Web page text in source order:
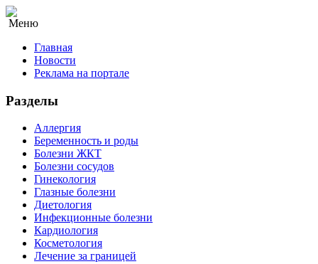
Меню
Главная
Новости
Реклама на портале
Разделы
Аллергия
Беременность и роды
Болезни ЖКТ
Болезни сосудов
Гинекология
Глазные болезни
Диетология
Инфекционные болезни
Кардиология
Косметология
Лечение за границей